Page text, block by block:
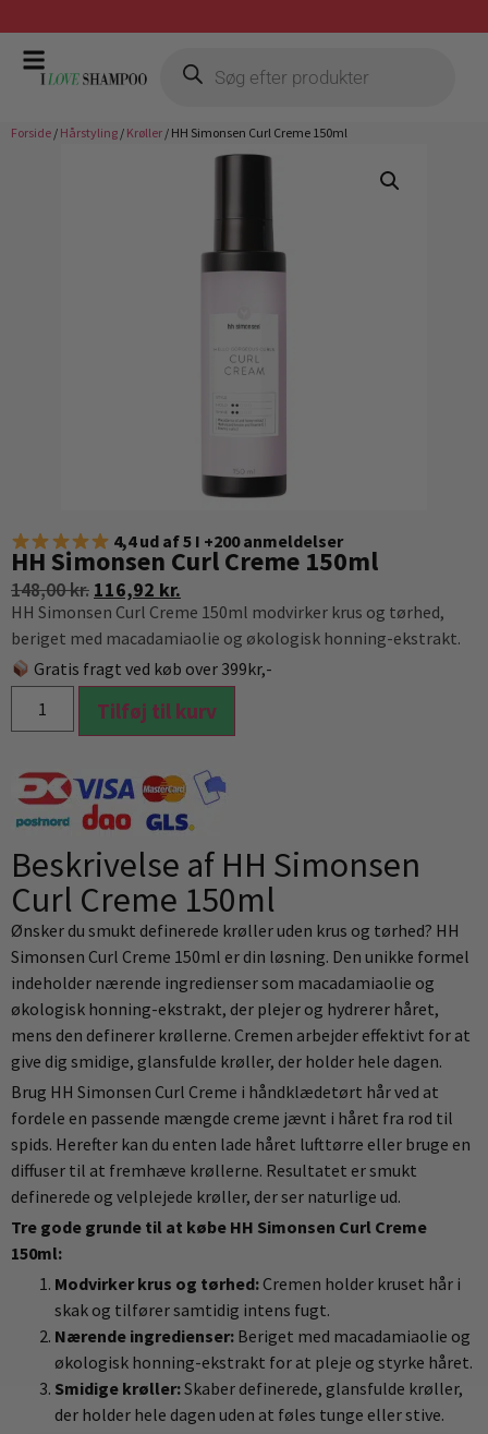
Gratis fragt ved køb over 399,-
Forside / Hårstyling / Krøller / HH Simonsen Curl Creme 150ml
4,4 ud af 5 I +200 anmeldelser
HH Simonsen Curl Creme 150ml
148,00kr. 116,92 kr.
HH Simonsen Curl Creme 150ml modvirker krus og tørhed,
beriget med macadamiaolie og økologisk honning-ekstrakt.
Gratis fragt ved køb over 399kr,-
Tilføj til kurv
Beskrivelse af HH Simonsen
Curl Creme 150ml
Ønsker du smukt definerede krøller uden krus og tørhed? HH
Simonsen Curl Creme 150ml er din løsning. Den unikke formel
indeholder nærende ingredienser som macadamiaolie og
økologisk honning-ekstrakt, der plejer og hydrerer håret,
mens den definerer krøllerne. Cremen arbejder effektivt for at
give dig smidige, glansfulde krøller, der holder hele dagen.
Brug HH Simonsen Curl Creme i håndklædetørt hår ved at
fordele en passende mængde creme jævnt i håret fra rod til
spids. Herefter kan du enten lade håret lufttørre eller bruge en
diffuser til at fremhæve krøllerne. Resultatet er smukt
definerede og velplejede krøller, der ser naturlige ud.
Tre gode grunde til at købe HH Simonsen Curl Creme
150ml:
Modvirker krus og tørhed:Cremen holder kruset hår i
skak og tilfører samtidig intens fugt.
Nærende ingredienser: Beriget med macadamiaolie og
økologisk honning-ekstrakt for at pleje og styrke håret.
Smidige krøller:Skaber definerede, glansfulde krøller,
der holder hele dagen uden at føles tunge eller stive.